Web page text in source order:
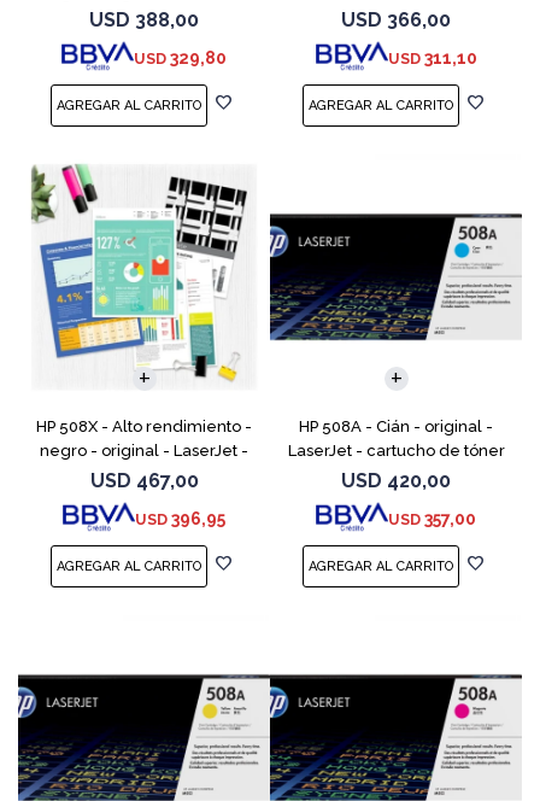
cartucho de tóner (CF280X) -
para LaserJet Pro 400 M401,
MFP M425
USD 388,00
USD 329,80
(CF360A) - para Color
LaserJet Enterprise MFP M577;
LaserJet Enterpris
USD 366,00
USD 311,10
HP 508X - Alto rendimiento -
negro - original - LaserJet -
cartucho de tóner (CF360X) -
para Color LaserJet
Enterprise MFP M577;
USD 467,00
USD 396,95
HP 508A - Cián - original -
LaserJet - cartucho de tóner
(CF361A) - para Color
LaserJet Enterprise MFP M577;
LaserJet Enterprise
USD 420,00
USD 357,00